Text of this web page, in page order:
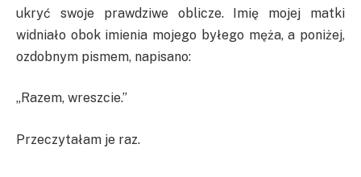
ukryć swoje prawdziwe oblicze. Imię mojej matki
widniało obok imienia mojego byłego męża, a poniżej,
ozdobnym pismem, napisano:
„Razem, wreszcie.”
Przeczytałam je raz.